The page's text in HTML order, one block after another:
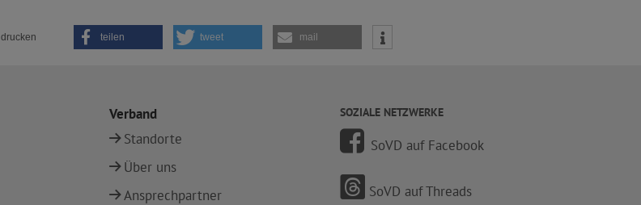
drucken teilen tweet mail
Verband
Standorte
Über uns
Ansprechpartner
SOZIALE NETZWERKE
SoVD auf Facebook
SoVD auf Threads